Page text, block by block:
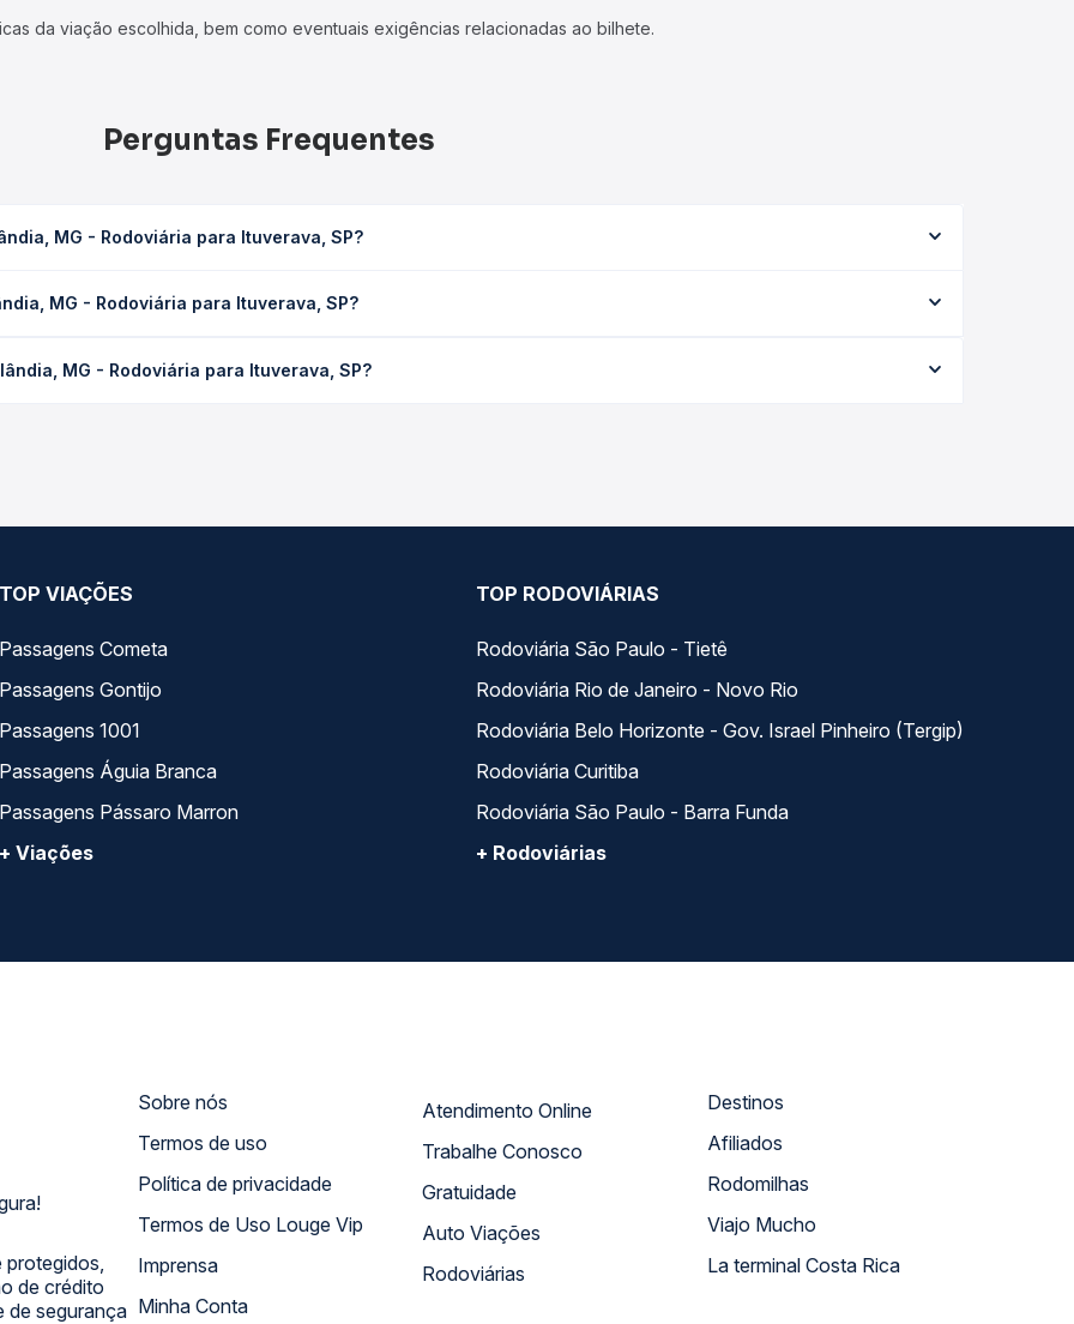
da viação escolhida, bem como eventuais exigências relacionadas ao bilhete.
Perguntas Frequentes
MG - Rodoviária para Ituverava, SP?
Passagem você consulta os horários disponíveis e vê a duração exata de cada opção na data desejada.
MG - Rodoviária para Ituverava, SP?
você compara os preços de todas as viações em tempo real e garante a melhor oferta para o seu roteiro.
MG - Rodoviária para Ituverava, SP?
TOP VIAÇÕES
Passagens Cometa
Passagens Gontijo
Passagens 1001
Passagens Águia Branca
Passagens Pássaro Marron
+ Viações
TOP RODOVIÁRIAS
Rodoviária São Paulo - Tietê
Rodoviária Rio de Janeiro - Novo Rio
Rodoviária Belo Horizonte - Gov. Israel Pinheiro (Tergip)
Rodoviária Curitiba
Rodoviária São Paulo - Barra Funda
+ Rodoviárias
protegidos,
de crédito
de segurança
Sobre nós
Termos de uso
Política de privacidade
Termos de Uso Louge Vip
Imprensa
Minha Conta
Atendimento Online
Trabalhe Conosco
Gratuidade
Auto Viações
Rodoviárias
Destinos
Afiliados
Rodomilhas
Viajo Mucho
La terminal Costa Rica